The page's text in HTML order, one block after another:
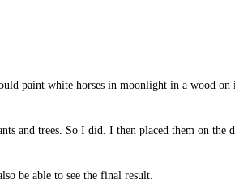
paint white horses in moonlight in a wood
trees. So I did. I then placed them on the
be able to see the final result.